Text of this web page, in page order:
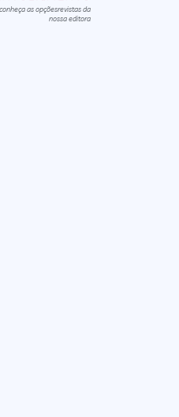
as opçõesrevistas da
nossa editora